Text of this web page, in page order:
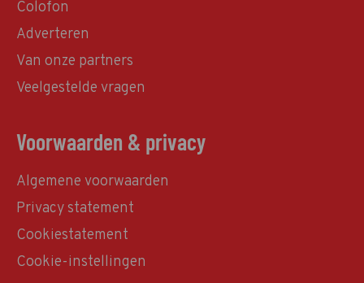
Colofon
Adverteren
Van onze partners
Veelgestelde vragen
Voorwaarden & privacy
Algemene voorwaarden
Privacy statement
Cookiestatement
Cookie-instellingen